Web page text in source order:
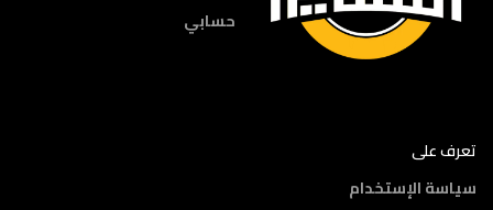
حسابي
تعرف على
سياسة الإستخدام